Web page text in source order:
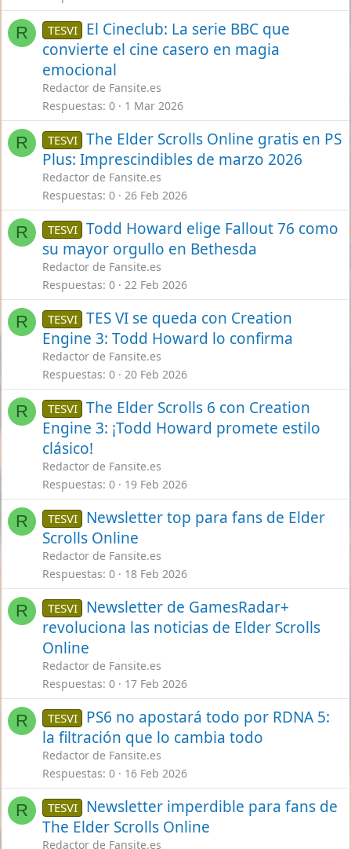
R TESVI
El Cineclub: La serie BBC que
convierte el cine casero en magia
emocional
Redactor de Fansite.es
Respuestas 0 1 Mar 2026
R TESVI The Elder Scrolls Online gratis en PS
Plus: Imprescindibles de marzo 2026
Redactor de Fansite.es
Respuestas 0 26 Feb 2026
R TESVI Todd Howard elige Fallout 76 como
su mayor orgullo en Bethesda
Redactor de Fansite.es
Respuestas 0 22 Feb 2026
R TESVI TES VI se queda con Creation
Engine 3: Todd Howard lo confirma
Redactor de Fansite.es
Respuestas 0 20 Feb 2026
R TESVI The Elder Scrolls 6 con Creation
Engine 3: ¡Todd Howard promete estilo
clásico!
Redactor de Fansite.es
Respuestas 0 19 Feb 2026
R TESVI
Newsletter top para fans de Elder
Scrolls Online
Redactor de Fansite.es
Respuestas 0 18 Feb 2026
R TESVI
Newsletter de GamesRadar+
revoluciona las noticias de Elder Scrolls
Online
Redactor de Fansite.es
Respuestas 0 17 Feb 2026
R TESVI
PS6 no apostará todo por RDNA 5:
la filtración que lo cambia todo
Redactor de Fansite.es
Respuestas 0 16 Feb 2026
R TESVI
Newsletter imperdible para fans de
The Elder Scrolls Online
Redactor de Fansite.es